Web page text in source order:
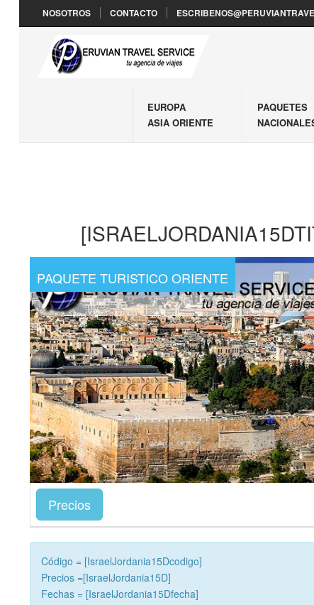
NOSOTROS CONTACTO
EUROPA
ASIA ORIENTE
PAQUETES
PAQUETE TURISTICO ORIENTE
Precios
Código = [IsraelJordania15Dcodigo]
Precios =[IsraelJordania15D]
Fechas = [IsraelJordania15Dfecha]